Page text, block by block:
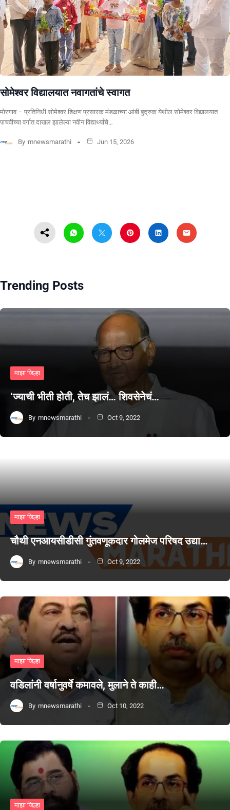
सोमेश्वर विद्यालयात नवागतांचे स्वागत
मोरगाव – प्रतिनिधी सोमेश्वर शिक्षण प्रसारक मंडळाच्या आंबी बुद्रुक येथील सोमेश्वर विद्यालयात
पाचवीच्या वर्गात दाखल झालेल्या नवीन विद्यार्थ्यांचे…
By mnewsmarathi Jun 15, 2026
Trending Posts
माझा जिल्हा
‘ज्याची भीती होती, तेच झालं… शिवसेनेचं…
By mnewsmarathi Oct 9, 2022
माझा जिल्हा
चौथी एनआयसीडीसी गुंतवणूकदार गोलमेज परिषद उद्या…
By mnewsmarathi Oct 9, 2022
माझा जिल्हा
वडिलांनी वर्षानुवर्षे कमावले, मुलाने ते काही…
By mnewsmarathi Oct 10, 2022
माझा जिल्हा